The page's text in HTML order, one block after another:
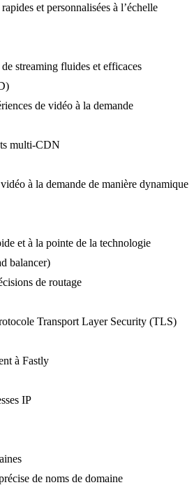
et personnalisées à l’échelle
streaming fluides et efficaces
de vidéo à la demande
multi-CDN
à la demande de manière dynamique
et à la pointe de la technologie
balancer)
de routage
Transport Layer Security (TLS)
à Fastly
IP
de noms de domaine